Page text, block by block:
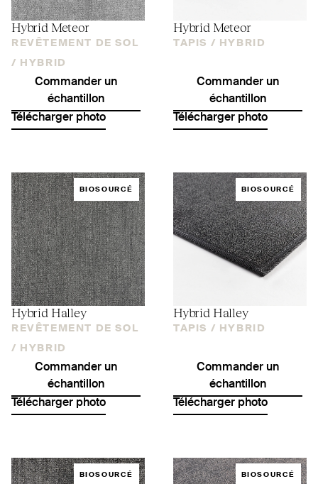
Hybrid Meteor
REVÊTEMENT DE SOL
/
HYBRID
Commander un
échantillon
Télécharger photo
Hybrid Meteor
TAPIS / HYBRID
Commander un
échantillon
Télécharger photo
BIOSOURCÉ
Hybrid Halley
REVÊTEMENT DE SOL
/
HYBRID
Commander un
échantillon
Télécharger photo
BIOSOURCÉ
Hybrid Halley
TAPIS / HYBRID
Commander un
échantillon
Télécharger photo
BIOSOURCÉ BIOSOURCÉ